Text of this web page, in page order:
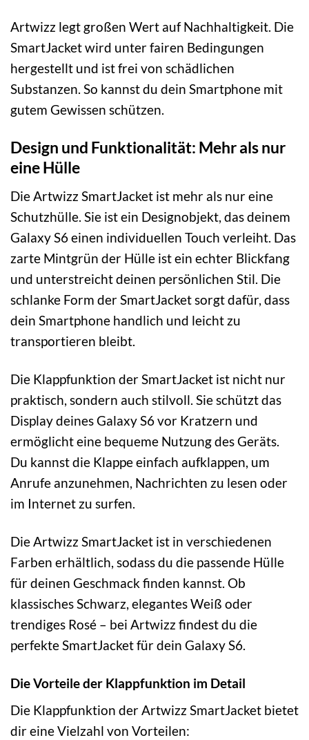
Artwizz legt großen Wert auf Nachhaltigkeit. Die
SmartJacket wird unter fairen Bedingungen
hergestellt und ist frei von schädlichen
Substanzen. So kannst du dein Smartphone mit
gutem Gewissen schützen.
Design und Funktionalität: Mehr als nur
eine Hülle
Die Artwizz SmartJacket ist mehr als nur eine
Schutzhülle. Sie ist ein Designobjekt, das deinem
Galaxy S6 einen individuellen Touch verleiht. Das
zarte Mintgrün der Hülle ist ein echter Blickfang
und unterstreicht deinen persönlichen Stil. Die
schlanke Form der SmartJacket sorgt dafür, dass
dein Smartphone handlich und leicht zu
transportieren bleibt.
Die Klappfunktion der SmartJacket ist nicht nur
praktisch, sondern auch stilvoll. Sie schützt das
Display deines Galaxy S6 vor Kratzern und
ermöglicht eine bequeme Nutzung des Geräts.
Du kannst die Klappe einfach aufklappen, um
Anrufe anzunehmen, Nachrichten zu lesen oder
im Internet zu surfen.
Die Artwizz SmartJacket ist in verschiedenen
Farben erhältlich, sodass du die passende Hülle
für deinen Geschmack finden kannst. Ob
klassisches Schwarz, elegantes Weiß oder
trendiges Rosé – bei Artwizz findest du die
perfekte SmartJacket für dein Galaxy S6.
Die Vorteile der Klappfunktion im Detail
Die Klappfunktion der Artwizz SmartJacket bietet
dir eine Vielzahl von Vorteilen: